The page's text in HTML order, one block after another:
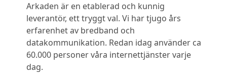
Arkaden är en etablerad och kunnig
leverantör, ett tryggt val. Vi har tjugo års
erfarenhet av bredband och
datakommunikation. Redan idag använder ca
60.000 personer våra internettjänster varje
dag.